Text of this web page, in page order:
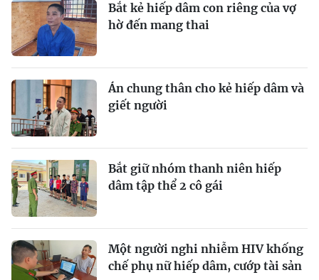
Bắt kẻ hiếp dâm con riêng của vợ
hờ đến mang thai
Án chung thân cho kẻ hiếp dâm và
giết người
Bắt giữ nhóm thanh niên hiếp
dâm tập thể 2 cô gái
Một người nghi nhiễm HIV khống
chế phụ nữ hiếp dâm, cướp tài sản